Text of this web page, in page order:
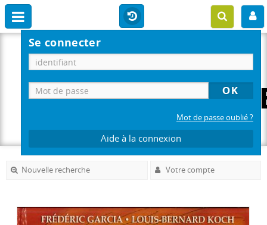
Se connecter
Mot de passe oublié ?
Aide à la connexion
Nouvelle recherche Votre compte